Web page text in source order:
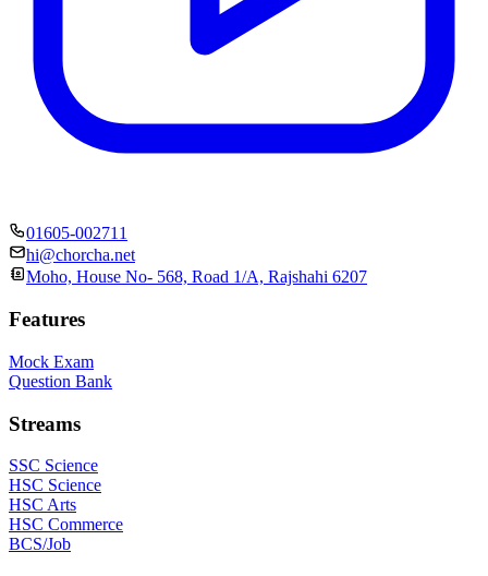
01605-002711
hi@chorcha.net
Moho, House No- 568, Road 1/A, Rajshahi 6207
Features
Mock Exam
Question Bank
Streams
SSC Science
HSC Science
HSC Arts
HSC Commerce
BCS/Job